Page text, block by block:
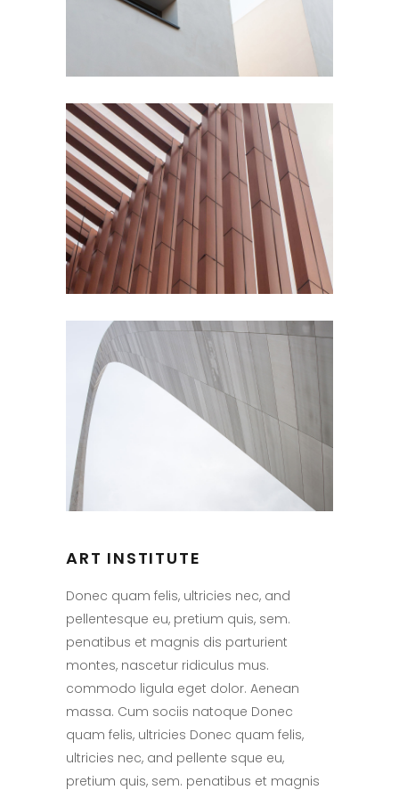
ART INSTITUTE
Donec quam felis, ultricies nec, and
pellentesque eu, pretium quis, sem.
penatibus et magnis dis parturient
montes, nascetur ridiculus mus.
commodo ligula eget dolor. Aenean
massa. Cum sociis natoque Donec
quam felis, ultricies Donec quam felis,
ultricies nec, and pellente sque eu,
pretium quis, sem. penatibus et magnis